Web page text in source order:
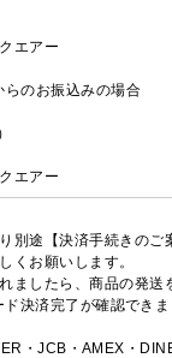
エアー
らのお振込みの場合
エアー
別途【決済手続きの
くお願いします。
ましたら、商品の発送
決済完了が確認でき
・JCB・AMEX・